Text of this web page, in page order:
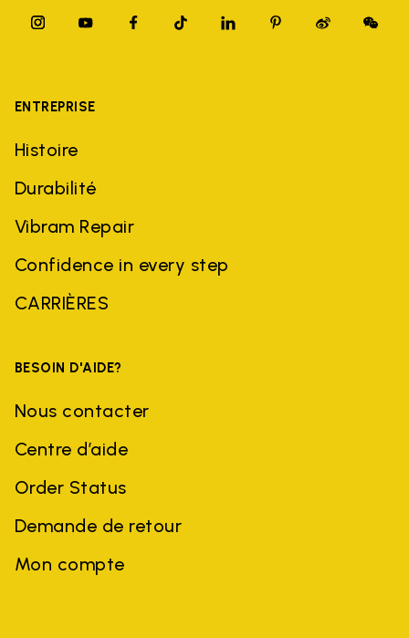
ENTREPRISE
Histoire
Durabilité
Vibram Repair
Confidence in every step
CARRIÈRES
BESOIN D'AIDE?
Nous contacter
Centre d’aide
Order Status
Demande de retour
Mon compte